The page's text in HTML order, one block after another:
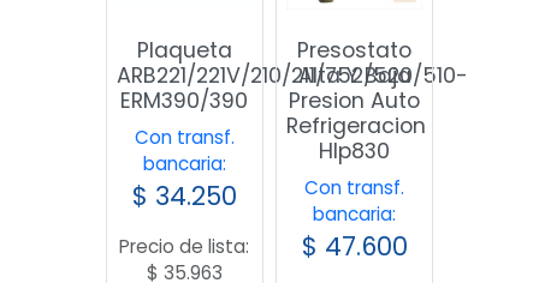
Plaqueta
ARB221/221V/210/211/752/520/510-
ERM390/390
Con transf.
bancaria:
$ 34.250
Precio de lista:
$ 35.963
Presostato
Alta Y Baja
Presion Auto
Refrigeracion
Hlp830
Con transf.
bancaria:
$ 47.600